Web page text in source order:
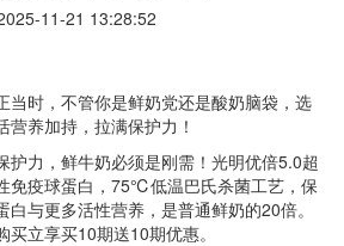
11-21 13:28:52
当时，不管你是鲜奶党还是酸奶脑袋，选
养加持，拉满保护力！
护力，鲜牛奶必须是刚需！光明优倍5.0超
免疫球蛋白，75℃低温巴氏杀菌工艺，保
与更多活性营养，是普通鲜奶的20倍。
立享买10期送10期优惠。